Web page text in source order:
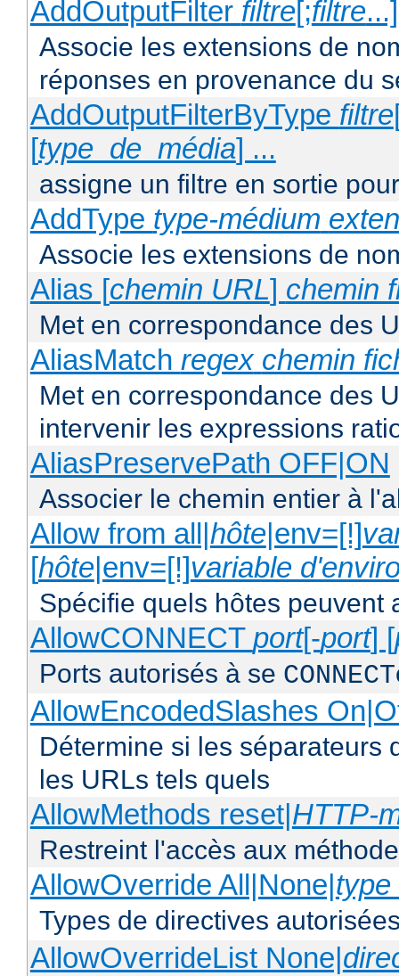
AddOutputFilter filtre[;filtre
Associe les extensions de
réponses en provenance du
AddOutputFilterByType filtre
[type_de_média] ...
assigne un filtre en sortie
AddType type-médium
Associe les extensions de
Alias [chemin URL] chemin
Met en correspondance des
AliasMatch regex chemin
Met en correspondance des
intervenir les expressions
AliasPreservePath OFF|ON
Associer le chemin entier à
Allow from all|hôte|env=[!]
[hôte|env=[!]variable
Spécifie quels hôtes peuvent
AllowCONNECT port[-port] [
Ports autorisés à se CONNECT
AllowEncodedSlashes
Détermine si les séparateurs
les URLs tels quels
AllowMethods reset|HTTP-
Restreint l'accès aux
AllowOverride All|None|type
Types de directives
AllowOverrideList None|